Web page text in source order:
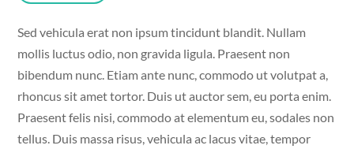
Sed vehicula erat non ipsum tincidunt blandit. Nullam
mollis luctus odio, non gravida ligula. Praesent non
bibendum nunc. Etiam ante nunc, commodo ut volutpat a,
rhoncus sit amet tortor. Duis ut auctor sem, eu porta enim.
Praesent felis nisi, commodo at elementum eu, sodales non
tellus. Duis massa risus, vehicula ac lacus vitae, tempor